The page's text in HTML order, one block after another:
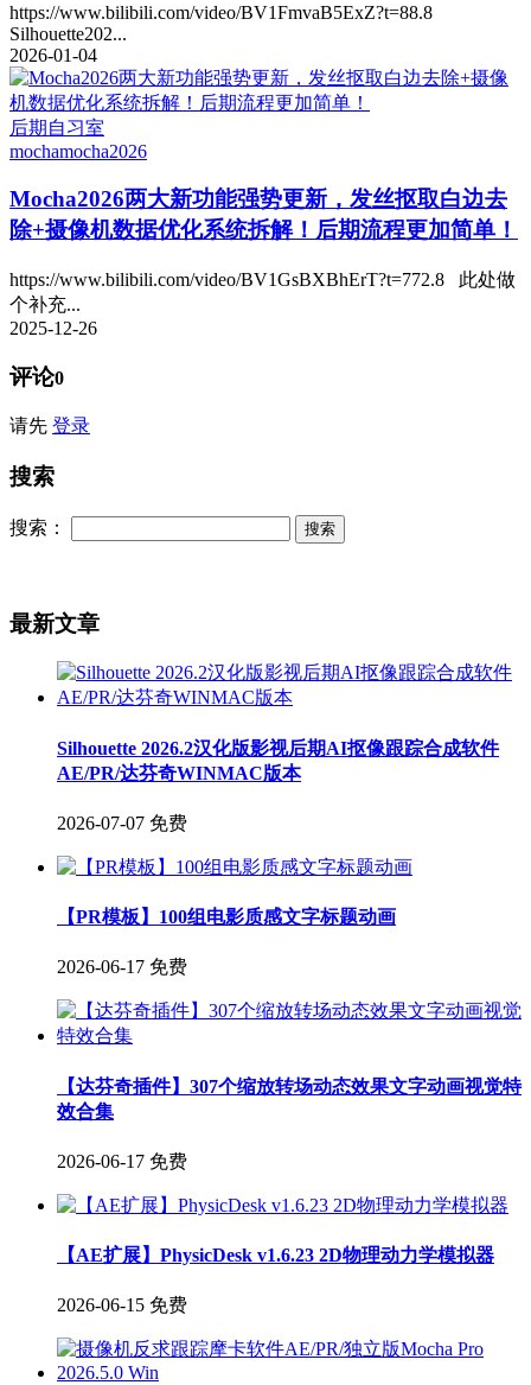
https://www.bilibili.com/video/BV1FmvaB5ExZ?t=88.8
Silhouette202...
2026-01-04
后期自习室
mochamocha2026
Mocha2026两大新功能强势更新，发丝抠取白边去
除+摄像机数据优化系统拆解！后期流程更加简单！
https://www.bilibili.com/video/BV1GsBXBhErT?t=772.8 此处做
个补充...
2025-12-26
评论0
请先 登录
搜索
搜索：
最新文章
Silhouette 2026.2汉化版影视后期AI抠像跟踪合成软件
AE/PR/达芬奇WINMAC版本
2026-07-07 免费
【PR模板】100组电影质感文字标题动画
2026-06-17 免费
【达芬奇插件】307个缩放转场动态效果文字动画视觉特
效合集
2026-06-17 免费
【AE扩展】PhysicDesk v1.6.23 2D物理动力学模拟器
2026-06-15 免费